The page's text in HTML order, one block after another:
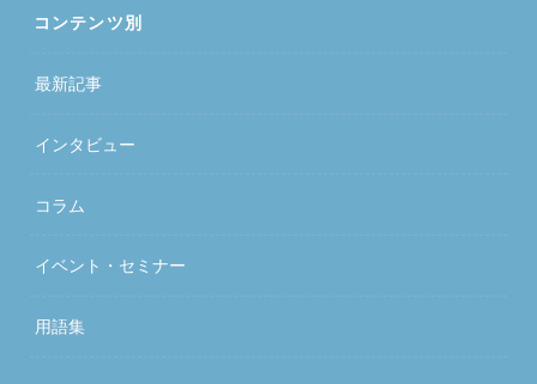
コンテンツ別
最新記事
インタビュー
コラム
イベント・セミナー
用語集